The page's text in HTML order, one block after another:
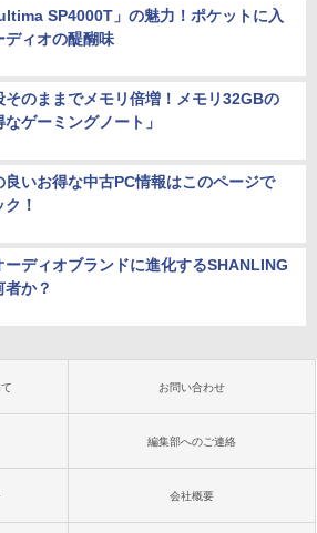
SP4000T」の魅力！ポケットに入
ディオの醍醐味
そのままでメモリ倍増！メモリ32GBの
なゲーミングノート」
良いお得な中古PC情報はこのページで
！
ーディオブランドに進化するSHANLING
者か？
お問い合わせ
編集部へのご連絡
会社概要